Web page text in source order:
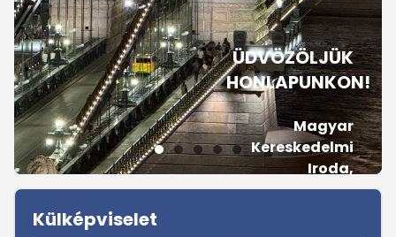
ÜDVÖZÖLJÜK
HONLAPUNKON!
Magyar
Kereskedelmi
Iroda,
Tajpej
Sidebar
Külképviselet